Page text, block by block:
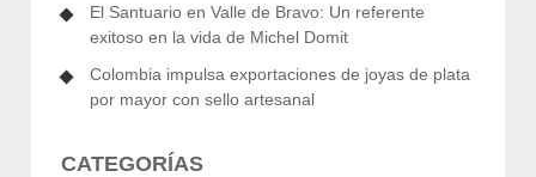
El Santuario en Valle de Bravo: Un referente
exitoso en la vida de Michel Domit
Colombia impulsa exportaciones de joyas de plata
por mayor con sello artesanal
CATEGORÍAS